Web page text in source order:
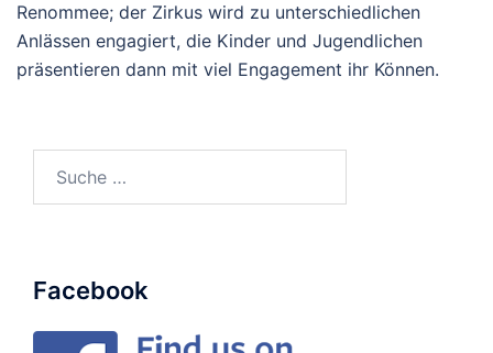
Renommee; der Zirkus wird zu unterschiedlichen
Anlässen engagiert, die Kinder und Jugendlichen
präsentieren dann mit viel Engagement ihr Können.
Facebook